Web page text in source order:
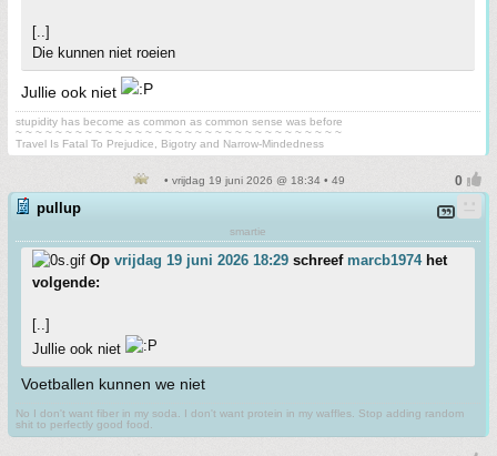
[..]
Die kunnen niet roeien
Jullie ook niet
stupidity has become as common as common sense was before
~ ~ ~ ~ ~ ~ ~ ~ ~ ~ ~ ~ ~ ~ ~ ~ ~ ~ ~ ~ ~ ~ ~ ~ ~ ~ ~ ~ ~ ~ ~ ~ ~
Travel Is Fatal To Prejudice, Bigotry and Narrow-Mindedness
• vrijdag 19 juni 2026 @ 18:34 • 49
pullup
smartie
Op vrijdag 19 juni 2026 18:29 schreef marcb1974het
volgende:
[..]
Jullie ook niet
Voetballen kunnen we niet
No I don't want fiber in my soda. I don't want protein in my waffles. Stop adding random
shit to perfectly good food.